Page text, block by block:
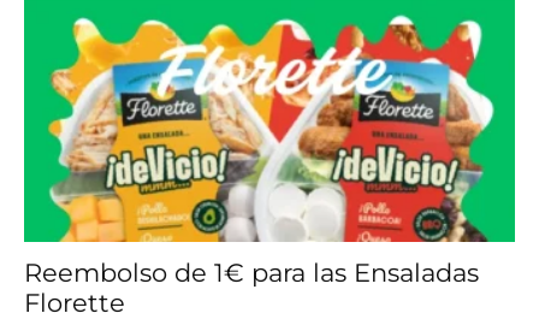
Reembolso de 1€ para las Ensaladas
Florette